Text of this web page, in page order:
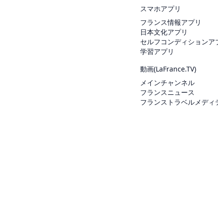
スマホアプリ
フランス情報アプリ
日本文化アプリ
セルフコンディションア
学習アプリ
動画(LaFrance.TV)
メインチャンネル
フランスニュース
フランストラベルメディ